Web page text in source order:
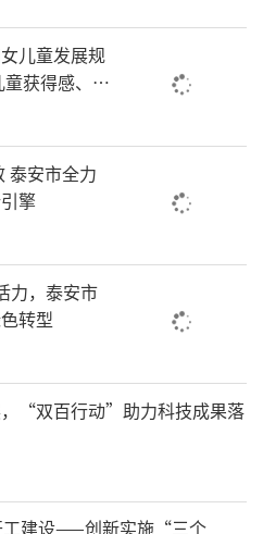
儿童发展规
获得感、幸
泰安市全力
擎
力，泰安市
转型
“双百行动”助力科技成果落
工建设——创新实施“三个